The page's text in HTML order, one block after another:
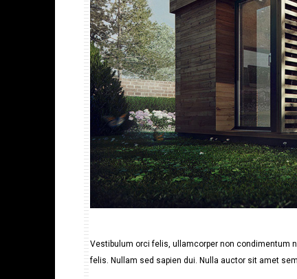
Vestibulum orci felis, ullamcorper non condimentum
felis. Nullam sed sapien dui. Nulla auctor sit amet